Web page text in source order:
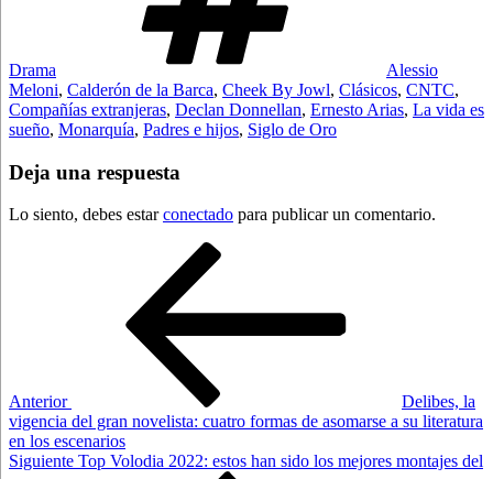
Drama
Alessio
Meloni, Calderón de la Barca, Cheek By Jowl, Clásicos, CNTC,
Compañías extranjeras, Declan Donnellan, Ernesto Arias, La vida es
sueño, Monarquía, Padres e hijos, Siglo de Oro
Deja una respuesta
Lo siento, debes estarconectado para publicar un comentario.
Anterior
Delibes, la
vigencia del gran novelista: cuatro formas de asomarse a su literatura
en los escenarios
Siguiente
Siguiente Top Volodia 2022: estos han sido los mejores montajes del